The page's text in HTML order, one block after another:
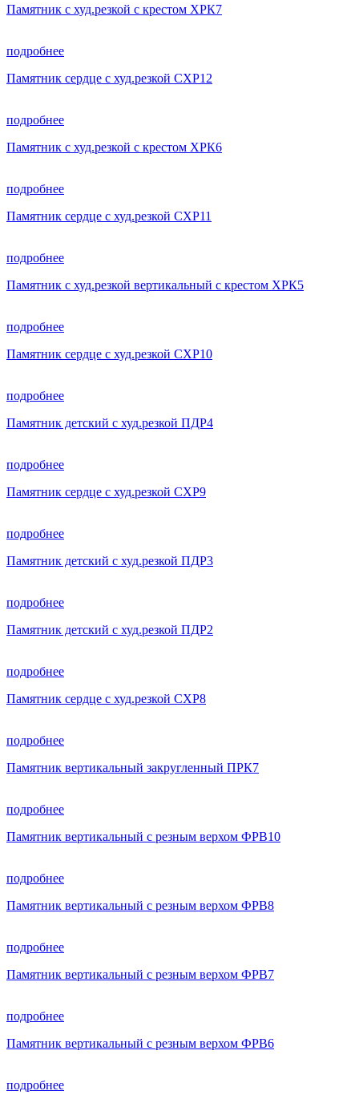
Памятник с худ.резкой с крестом ХРК7
подробнее
Памятник сердце с худ.резкой СХР12
подробнее
Памятник с худ.резкой с крестом ХРК6
подробнее
Памятник сердце с худ.резкой СХР11
подробнее
Памятник с худ.резкой вертикальный с крестом ХРК5
подробнее
Памятник сердце с худ.резкой СХР10
подробнее
Памятник детский с худ.резкой ПДР4
подробнее
Памятник сердце с худ.резкой СХР9
подробнее
Памятник детский с худ.резкой ПДР3
подробнее
Памятник детский с худ.резкой ПДР2
подробнее
Памятник сердце с худ.резкой СХР8
подробнее
Памятник вертикальный закругленный ПРК7
подробнее
Памятник вертикальный с резным верхом ФРВ10
подробнее
Памятник вертикальный с резным верхом ФРВ8
подробнее
Памятник вертикальный с резным верхом ФРВ7
подробнее
Памятник вертикальный с резным верхом ФРВ6
подробнее